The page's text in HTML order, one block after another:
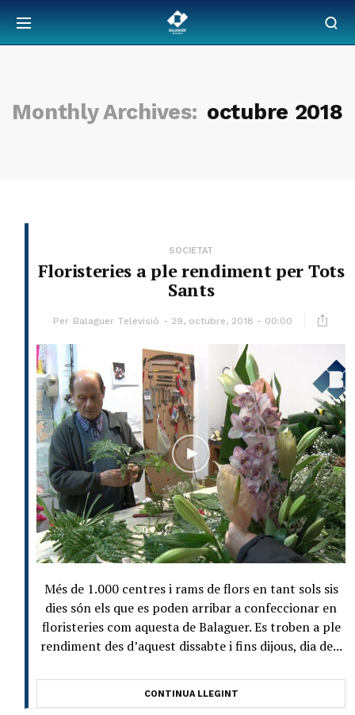
Monthly Archives: octubre 2018
SOCIETAT
Floristeries a ple rendiment per Tots
Sants
Per Balaguer Televisió 29, octubre, 2018 - 00:00
Més de 1.000 centres i rams de flors en tant sols sis
dies són els que es poden arribar a confeccionar en
floristeries com aquesta de Balaguer. Es troben a ple
rendiment des d’aquest dissabte i fins dijous, dia de...
CONTINUA LLEGINT